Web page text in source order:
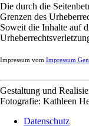
Die durch die
Grenzen des
Soweit die Inhalte auf
Impressum vom Impressum
Gestaltung und
Fotografie: Kathleen
überspringenDatenschutz